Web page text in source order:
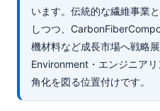
います。伝統的な繊維事業
しつつ、
機材料など成長市場へ戦略展
Environment・エンジニア
角化を図る位置付けです。